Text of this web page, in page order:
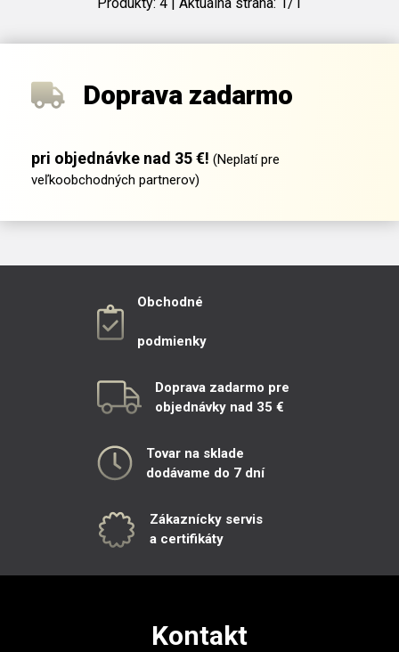
Doprava zadarmo
pri objednávke nad 35 €! (Neplatí pre
veľkoobchodných partnerov)
Obchodné
podmienky
Doprava zadarmo pre
objednávky nad 35 €
Tovar na sklade
dodávame do 7 dní
Zákaznícky servis
a certifikáty
Kontakt